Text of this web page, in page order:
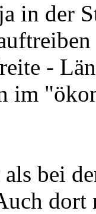
in der
-
im
bei